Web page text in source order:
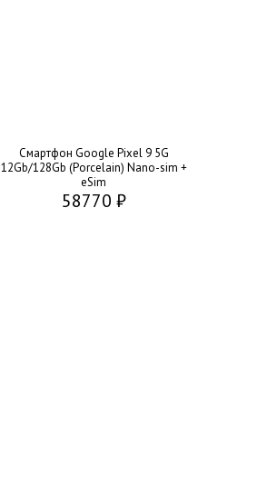
Смартфон Google Pixel 9 5G
12Gb/128Gb (Porcelain) Nano-sim +
eSim
58770 ₽